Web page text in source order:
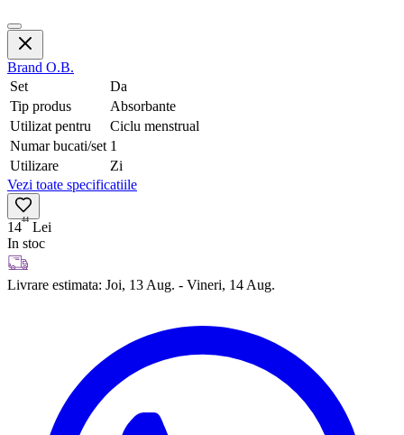
Brand O.B.
Set
Da
Tip produs
Absorbante
Utilizat pentru
Ciclu menstrual
Numar bucati/set 1
Utilizare
Zi
Vezi toate specificatiile
1444 Lei
In stoc
Livrare estimata: Joi, 13 Aug. - Vineri, 14 Aug.